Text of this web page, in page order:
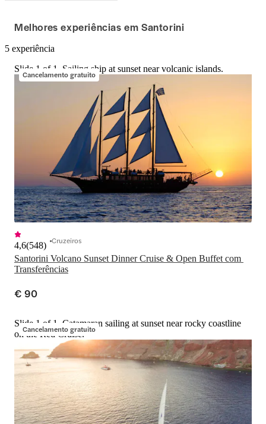
Melhores experiências em Santorini
5 experiência
Cancelamento gratuito
Slide 1 of 1, Sailing ship at sunset near volcanic islands.
Santorini Volcano Sunset Dinner Cruise & Open Buffet com
Transferências
4,6(548) Cruzeiros
€ 90
Cancelamento gratuito
Slide 1 of 1, Catamaran sailing at sunset near rocky coastline
on the Red Cruise.